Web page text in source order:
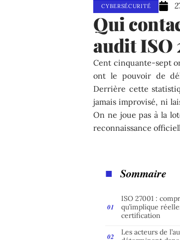
CYBERSÉCURITÉ
Qui
audit ISO
Cent cinquante-sept
ont le pouvoir de
Derrière cette
jamais improvisé, ni
On ne joue pas à la
reconnaissance
Sommaire
ISO 27001 :
qu’implique
certification
Les acteurs de